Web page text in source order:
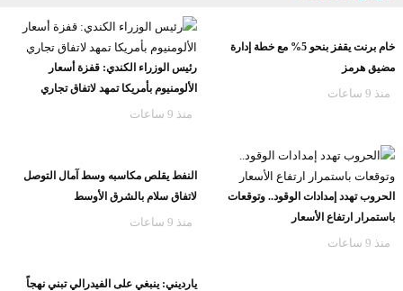
خام برنت يقفز بنحو 5% مع خطة إدارة
مضيق هرمز
منذ 9 ساعات
رئيس الوزراء الكندي: قفزة أسعار
الألومنيوم بأمريكا تمهد لاتفاق تجاري
منذ 9 ساعات
الحروب تهدد إمدادات الوقود.. وتوقعات
باستمرار ارتفاع الأسعار
منذ 9 ساعات
النفط يقلص مكاسبه وسط آمال التوصل
لاتفاق سلام بالشرق الأوسط
منذ 9 ساعات
يارديني: ينبغي على الفيدرالي تبني نهجاً